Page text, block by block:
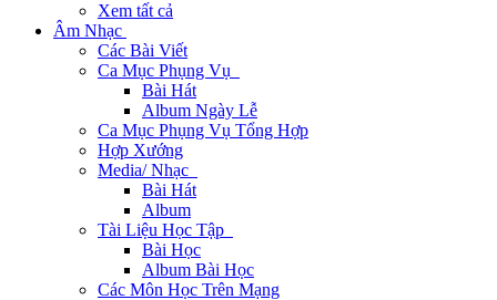
Xem tất cả
Âm Nhạc
Các Bài Viết
Ca Mục Phụng Vụ
Bài Hát
Album Ngày Lễ
Ca Mục Phụng Vụ Tổng Hợp
Hợp Xướng
Media/ Nhạc
Bài Hát
Album
Tài Liệu Học Tập
Bài Học
Album Bài Học
Các Môn Học Trên Mạng